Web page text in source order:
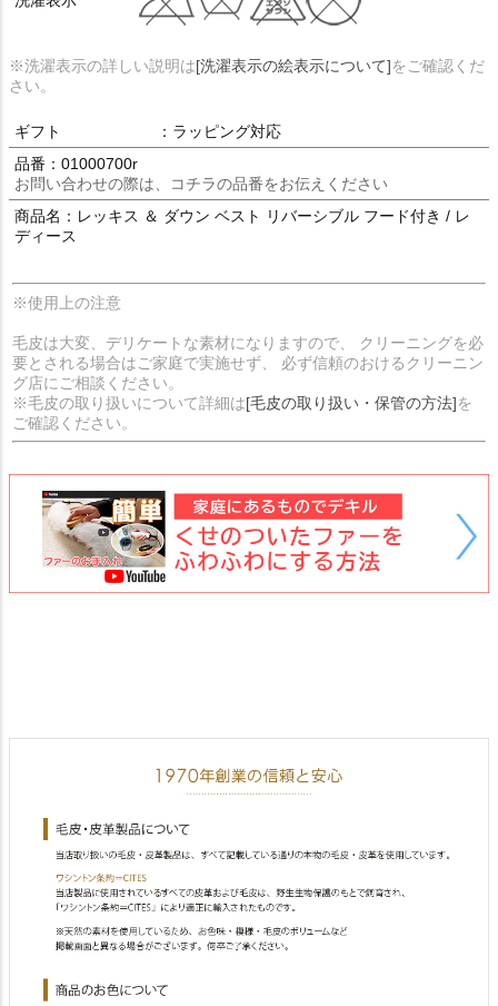
※洗濯表示の詳しい説明は[洗濯表示の絵表示について]をご確認くだ
さい。
ギフト
：ラッピング対応
品番：01000700r
お問い合わせの際は、コチラの品番をお伝えください
商品名：レッキス ＆ ダウン ベスト リバーシブル フード付き / レ
ディース
※使用上の注意
毛皮は大変、デリケートな素材になりますので、 クリーニングを必
要とされる場合はご家庭で実施せず、 必ず信頼のおけるクリーニン
グ店にご相談ください。
※毛皮の取り扱いについて詳細は[毛皮の取り扱い・保管の方法]を
ご確認ください。